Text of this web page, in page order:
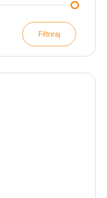
Min
cijena
Maks
cijena
Filtriraj